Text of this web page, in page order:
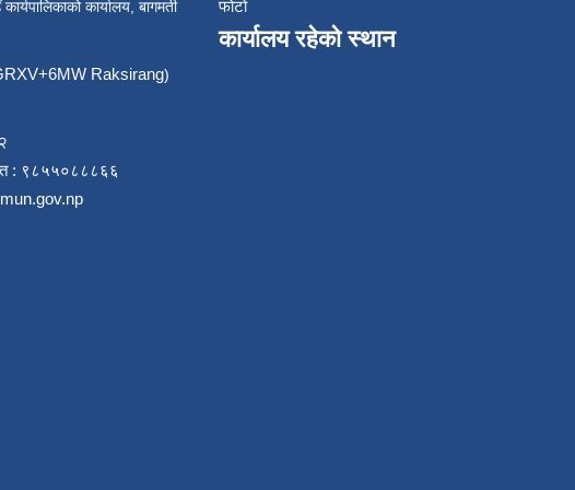
कार्यालय, बागमती
Raksirang)
: ९८५५०८८८६६
फोटो
कार्यालय रहेको स्थान